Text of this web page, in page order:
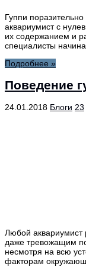
Гуппи
аквариумист с
их содержанием и
специалисты
Подробнее »
Поведение
24.01.2018 Блоги 23
Любой аквариумист
даже тревожащим
несмотря на всю
факторам